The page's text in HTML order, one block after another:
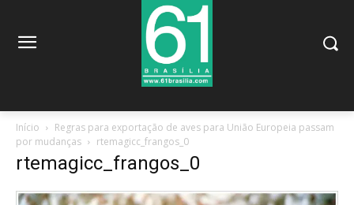
Início
Regras para exportação de aves para União Europeia passam
por mudanças
rtemagicc_frangos_0
rtemagicc_frangos_0